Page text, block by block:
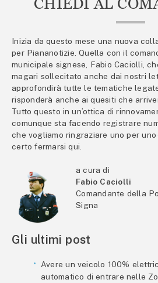
CHIEDI AL
Inizia da questo mese una nuova
per Piananotizie. Quella con il
municipale signese, Fabio Caciolli,
magari sollecitato anche dai nostri
approfondirà tutte le tematiche
risponderà anche ai quesiti che
Tutto questo in un’ottica di
comunque sta facendo registrare
che vogliamo ringraziare uno per uno
certo fermarsi qui.
a cura di
Fabio Caciolli
Comandante della
Signa
Gli ultimi post
Avere un veicolo 100%
automatico di entrare nelle